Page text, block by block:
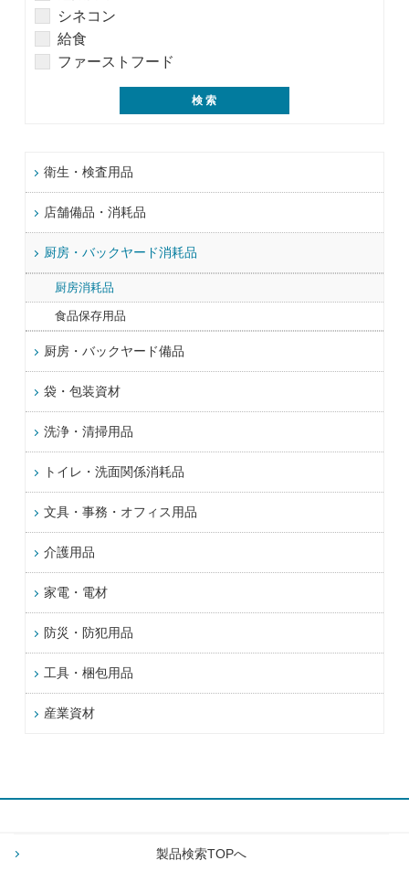
シネコン
給食
ファーストフード
衛生・検査用品
店舗備品・消耗品
厨房・バックヤード消耗品
厨房消耗品
食品保存用品
厨房・バックヤード備品
袋・包装資材
洗浄・清掃用品
トイレ・洗面関係消耗品
文具・事務・オフィス用品
介護用品
家電・電材
防災・防犯用品
工具・梱包用品
産業資材
製品検索TOPへ